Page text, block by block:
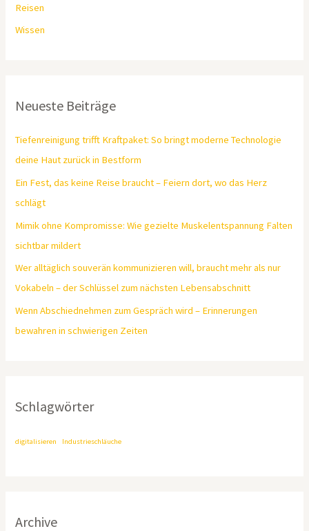
Reisen
Wissen
Neueste Beiträge
Tiefenreinigung trifft Kraftpaket: So bringt moderne Technologie
deine Haut zurück in Bestform
Ein Fest, das keine Reise braucht – Feiern dort, wo das Herz
schlägt
Mimik ohne Kompromisse: Wie gezielte Muskelentspannung Falten
sichtbar mildert
Wer alltäglich souverän kommunizieren will, braucht mehr als nur
Vokabeln – der Schlüssel zum nächsten Lebensabschnitt
Wenn Abschiednehmen zum Gespräch wird – Erinnerungen
bewahren in schwierigen Zeiten
Schlagwörter
digitalisieren Industrieschläuche
Archive